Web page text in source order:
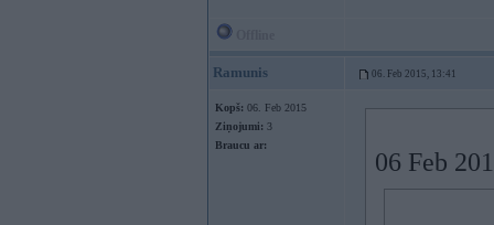
Ramunis 06. Feb 2015, 13:41
Kopš: 06. Feb 2015
Ziņojumi: 3
Braucu ar:
06 Feb